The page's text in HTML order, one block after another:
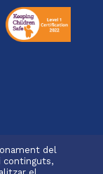
del
continguts,
educativa